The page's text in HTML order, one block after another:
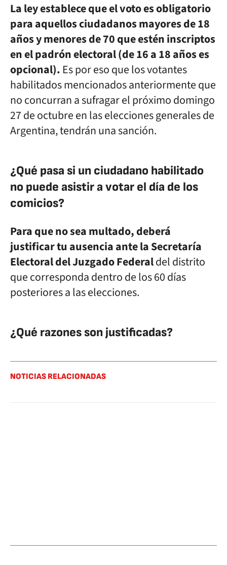
La ley establece que el voto es obligatorio
para aquellos ciudadanos mayores de 18
años y menores de 70 que estén inscriptos
en el padrón electoral (de 16 a 18 años es
opcional). Es por eso que los votantes
habilitados mencionados anteriormente que
no concurran a sufragar el próximo domingo
27 de octubre en las elecciones generales de
Argentina, tendrán una sanción.
¿Qué pasa si un ciudadano habilitado
no puede asistir a votar el día de los
comicios?
Para que no sea multado, deberá
justificar tu ausencia ante la Secretaría
Electoral del Juzgado Federaldel distrito
que corresponda dentro de los 60 días
posteriores a las elecciones.
¿Qué razones son justificadas?
NOTICIAS RELACIONADAS